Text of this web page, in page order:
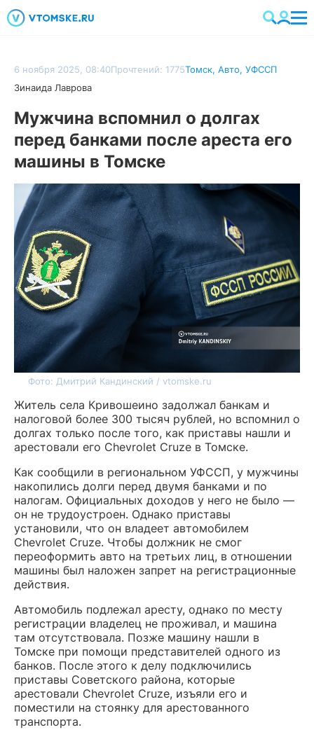
6 ноября 2025, 08:40Прочтений: 1775Томск, Авто, УФССП
Зинаида Лаврова
Мужчина вспомнил о долгах
перед банками после ареста его
машины в Томске
Фото: Дмитрий Кандинский / vtomske.ru
Житель села Кривошеино задолжал банкам и
налоговой более 300 тысяч рублей, но вспомнил о
долгах только после того, как приставы нашли и
арестовали его Chevrolet Cruze в Томске.
Как сообщили в региональном УФССП, у мужчины
накопились долги перед двумя банками и по
налогам. Официальных доходов у него не было —
он не трудоустроен. Однако приставы
установили, что он владеет автомобилем
Chevrolet Cruze. Чтобы должник не смог
переоформить авто на третьих лиц, в отношении
машины был наложен запрет на регистрационные
действия.
Автомобиль подлежал аресту, однако по месту
регистрации владелец не проживал, и машина
там отсутствовала. Позже машину нашли в
Томске при помощи представителей одного из
банков. После этого к делу подключились
приставы Советского района, которые
арестовали Chevrolet Cruze, изъяли его и
поместили на стоянку для арестованного
транспорта.